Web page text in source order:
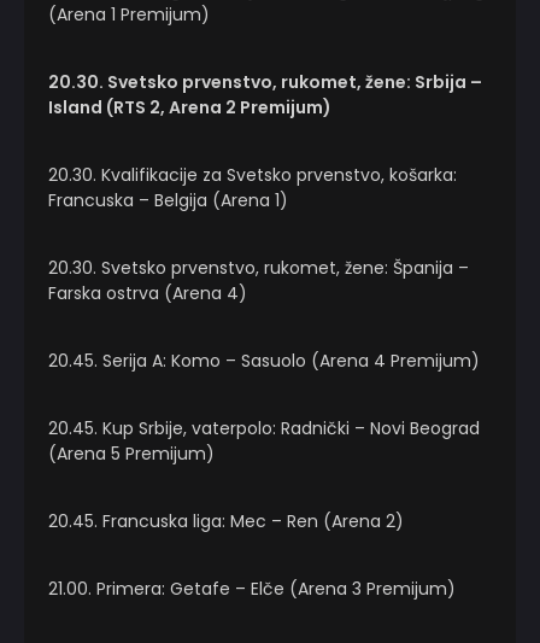
(Arena 1 Premijum)
20.30. Svetsko prvenstvo, rukomet, žene: Srbija –
Island (RTS 2, Arena 2 Premijum)
20.30. Kvalifikacije za Svetsko prvenstvo, košarka:
Francuska – Belgija (Arena 1)
20.30. Svetsko prvenstvo, rukomet, žene: Španija –
Farska ostrva (Arena 4)
20.45. Serija A: Komo – Sasuolo (Arena 4 Premijum)
20.45. Kup Srbije, vaterpolo: Radnički – Novi Beograd
(Arena 5 Premijum)
20.45. Francuska liga: Mec – Ren (Arena 2)
21.00. Primera: Getafe – Elče (Arena 3 Premijum)